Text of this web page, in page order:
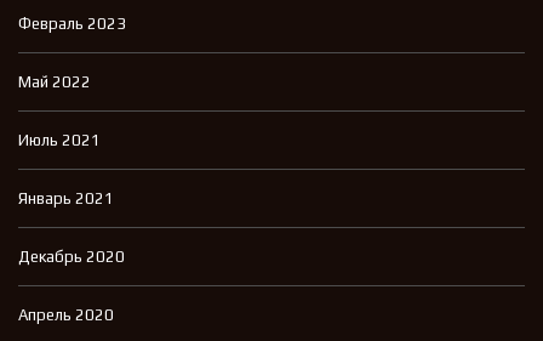
Февраль 2023
Май 2022
Июль 2021
Январь 2021
Декабрь 2020
Апрель 2020